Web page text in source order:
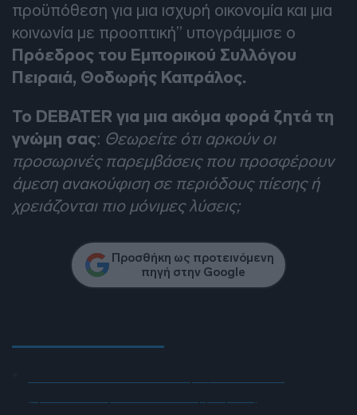
προϋπόθεση για μια ισχυρή οικονομία και μια
κοινωνία με προοπτική” υπογράμμισε ο
Πρόεδρος του Εμπορικού Συλλόγου
Πειραιά, Θοδωρής Καπράλος.
Το DEBATER για μια ακόμα φορά ζητά τη
γνώμη σας: Θεωρείτε ότι αρκούν οι
προσωρινές παρεμβάσεις που προσφέρουν
άμεση ανακούφιση σε περιόδους πίεσης ή
χρειάζονται πιο μόνιμες λύσεις;
Προσθήκη ως προτεινόμενη
πηγή στην Google